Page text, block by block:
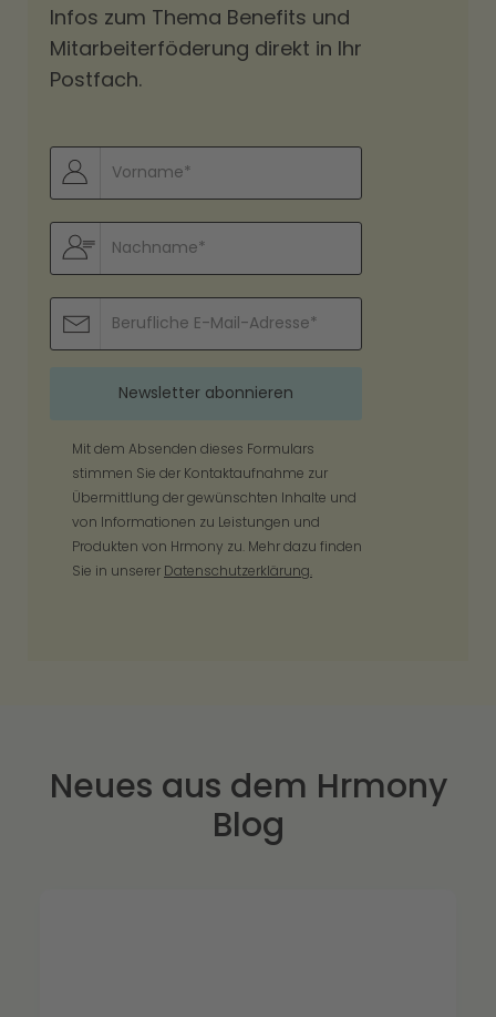
Infos zum Thema Benefits und
Mitarbeiterföderung direkt in Ihr
Postfach.
Mit dem Absenden dieses Formulars
stimmen Sie der Kontaktaufnahme zur
Übermittlung der gewünschten Inhalte und
von Informationen zu Leistungen und
Produkten von Hrmony zu. Mehr dazu finden
Sie in unserer Datenschutzerklärung.
Neues aus dem Hrmony
Blog